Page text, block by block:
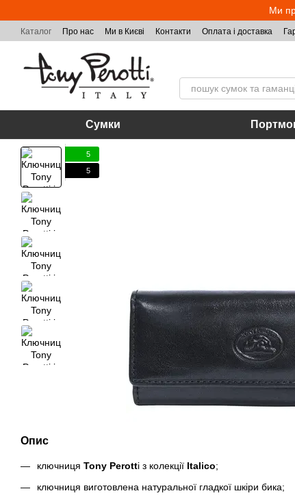
Ми
Каталог Про нас Ми в Києві Контакти Оплата і доставка
Сумки
5
5
Опис
ключниця Tony Perotti з колекції Italico;
ключниця виготовлена ​​натуральної гладкої шкіри бика;